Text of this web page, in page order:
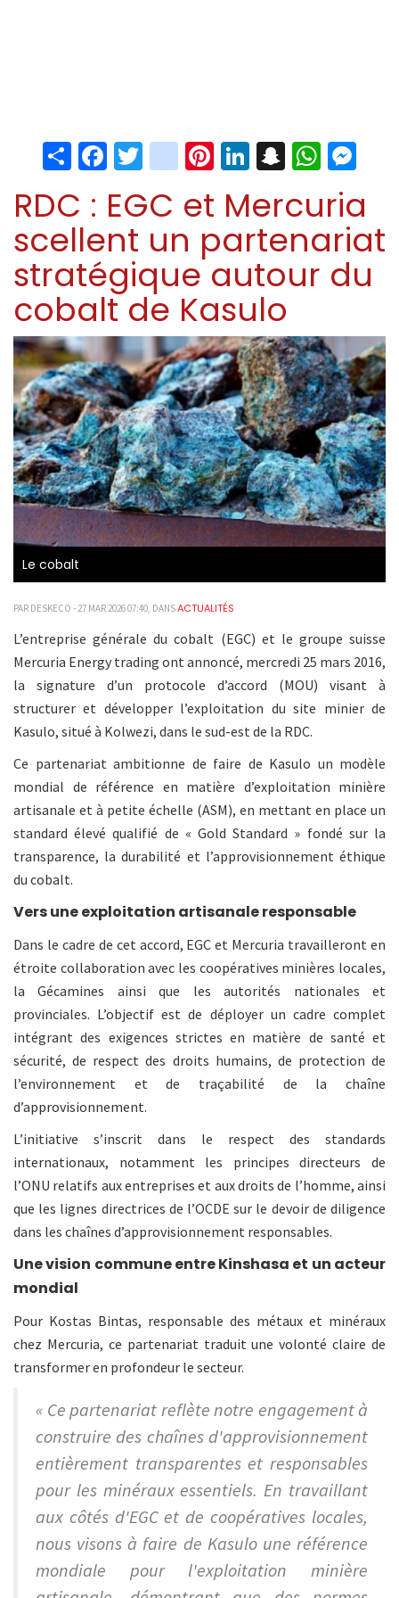
ShareFacebook
Twitter
instagram
Pinterest
LinkedIn
Snapchat
RDC : EGC et Mercuria
scellent un partenariat
stratégique autour du
cobalt de Kasulo
Le cobalt
PAR DESKECO - 27 MAR 2026 07:40, DANSACTUALITÉS
L’entreprise générale du cobalt (EGC) et le groupe suisse
Mercuria Energy trading ont annoncé, mercredi 25 mars 2016,
la signature d’un protocole d’accord (MOU) visant à
structurer et développer l’exploitation du site minier de
Kasulo, situé à Kolwezi, dans le sud-est de la RDC.
Ce partenariat ambitionne de faire de Kasulo un modèle
mondial de référence en matière d’exploitation minière
artisanale et à petite échelle (ASM), en mettant en place un
standard élevé qualifié de « Gold Standard » fondé sur la
transparence, la durabilité et l’approvisionnement éthique
du cobalt.
Vers une exploitation artisanale responsable
Dans le cadre de cet accord, EGC et Mercuria travailleront en
étroite collaboration avec les coopératives minières locales,
la Gécamines ainsi que les autorités nationales et
provinciales. L’objectif est de déployer un cadre complet
intégrant des exigences strictes en matière de santé et
sécurité, de respect des droits humains, de protection de
l’environnement et de traçabilité de la chaîne
d’approvisionnement.
L’initiative s’inscrit dans le respect des standards
internationaux, notamment les principes directeurs de
l’ONU relatifs aux entreprises et aux droits de l’homme, ainsi
que les lignes directrices de l’OCDE sur le devoir de diligence
dans les chaînes d’approvisionnement responsables.
Une vision commune entre Kinshasa et un acteur
mondial
Pour Kostas Bintas, responsable des métaux et minéraux
chez Mercuria, ce partenariat traduit une volonté claire de
transformer en profondeur le secteur.
« Ce partenariat reflète notre engagement à
construire des chaînes d'approvisionnement
entièrement transparentes et responsables
pour les minéraux essentiels. En travaillant
aux côtés d'EGC et de coopératives locales,
nous visons à faire de Kasulo une référence
mondiale pour l'exploitation minière